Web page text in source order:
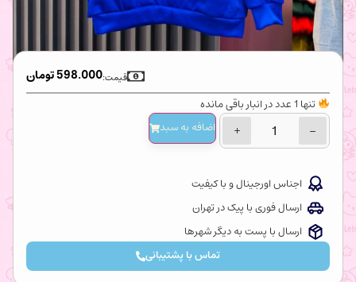
598.000تومان قیمت:
تنها 1 عدد در انبار باقی مانده
−
+ اضافه‌ به سبد
اجناس اورجینال و با کیفیت
ارسال فوری با پیک در تهران
ارسال با پست به دیگر شهرها
تماس با پشتیبانی